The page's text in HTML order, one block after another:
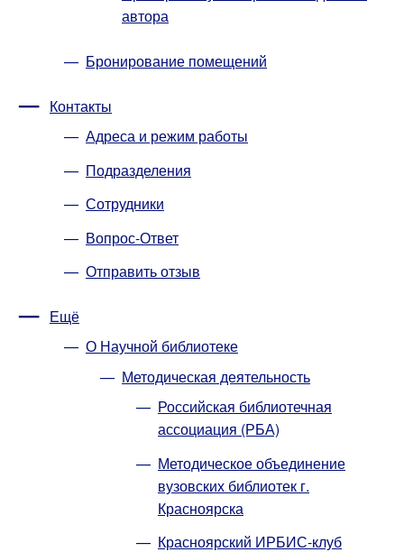
автора
Бронирование помещений
Контакты
Адреса и режим работы
Подразделения
Сотрудники
Вопрос-Ответ
Отправить отзыв
Ещё
О Научной библиотеке
Методическая деятельность
Российская библиотечная
ассоциация (РБА)
Методическое объединение
вузовских библиотек г.
Красноярска
Красноярский ИРБИС-клуб